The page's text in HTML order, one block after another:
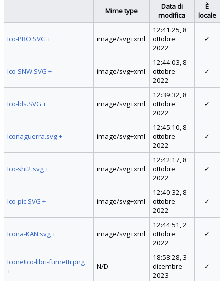
Mime type
Data di
modifica
È
locale
Ico-PRO.SVG + image/svg+xml
12:41:25, 8
ottobre
2022
✓
Ico-SNW.SVG + image/svg+xml
12:44:03, 8
ottobre
2022
✓
Ico-lds.SVG + image/svg+xml
12:39:32, 8
ottobre
2022
✓
Iconaguerra.svg+ image/svg+xml
12:45:10, 8
ottobre
2022
✓
Ico-sht2.svg+ image/svg+xml
12:42:17, 8
ottobre
2022
✓
Ico-pic.SVG + image/svg+xml
12:40:32, 8
ottobre
2022
✓
Icona-KAN.svg+ image/svg+xml
12:44:51, 2
ottobre
2022
✓
Icone!ico-libri-fumetti.png
+
N/D
18:58:28, 3
dicembre
2023
✓